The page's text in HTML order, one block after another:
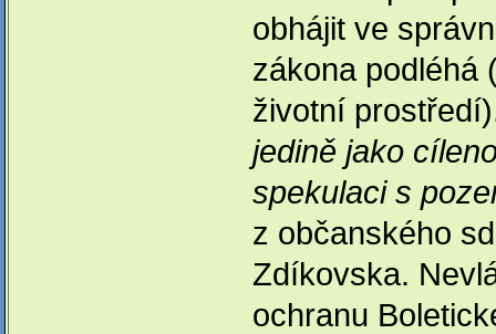
obhájit ve
zákona podléhá
životní
jedině jako
spekulaci s
z občanského
Zdíkovska.
ochranu